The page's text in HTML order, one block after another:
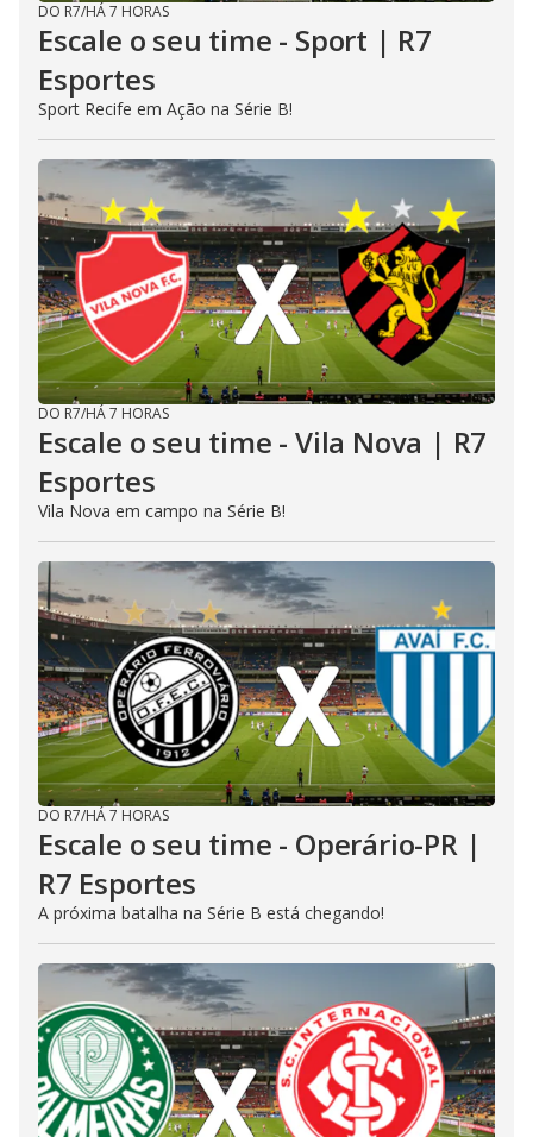
DO R7/HÁ 7 HORAS
Escale o seu time - Sport | R7
Esportes
Sport Recife em Ação na Série B!
DO R7/HÁ 7 HORAS
Escale o seu time - Vila Nova | R7
Esportes
Vila Nova em campo na Série B!
DO R7/HÁ 7 HORAS
Escale o seu time - Operário-PR |
R7 Esportes
A próxima batalha na Série B está chegando!